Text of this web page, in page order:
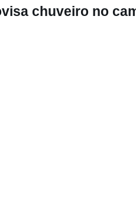
chuveiro no